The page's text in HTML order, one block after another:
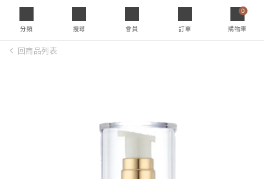
分類 搜尋 會員 訂單
0
購物車
回商品列表